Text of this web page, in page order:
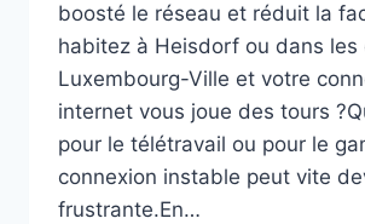
boosté le réseau et réduit la
habitez à Heisdorf ou dans les
Luxembourg-Ville et votre
internet vous joue des tours
pour le télétravail ou pour le
connexion instable peut vite
frustrante.En…